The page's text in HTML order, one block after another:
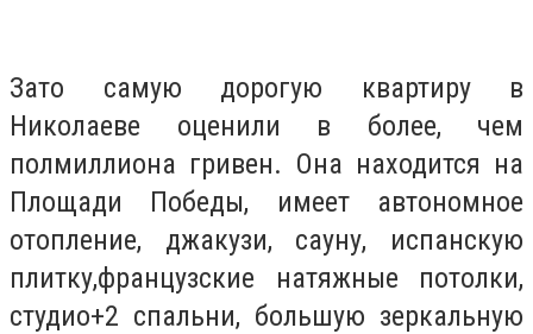
Зато самую дорогую квартиру в
Николаеве оценили в более, чем
полмиллиона гривен. Она находится на
Площади Победы, имеет автономное
отопление, джакузи, сауну, испанскую
плитку,французские натяжные потолки,
студио+2 спальни, большую зеркальную